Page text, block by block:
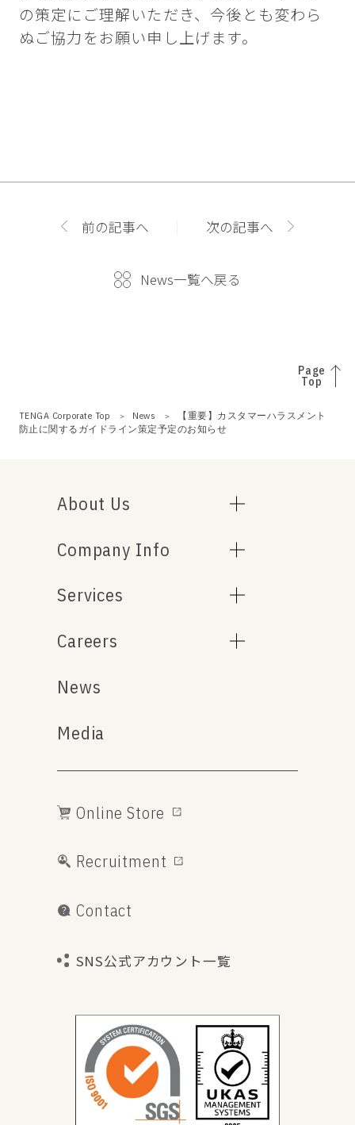
の策定にご理解いただき、今後とも変わら
ぬご協力をお願い申し上げます。
前の記事へ
News一覧へ戻る
次の記事へ
Page
Top
TENGA Corporate Top News
【重要】カスタマーハラスメント
防止に関するガイドライン策定予定のお知らせ
Online Store
Recruitment
Contact
SNS公式アカウント一覧
About Us
Company Info
Services
Careers
News
Media